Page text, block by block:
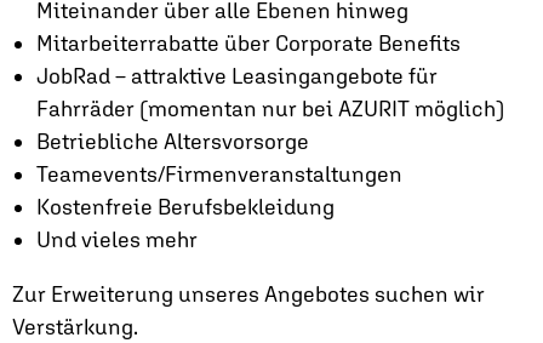
Miteinander über alle Ebenen hinweg
Mitarbeiterrabatte über Corporate Benefits
JobRad – attraktive Leasingangebote für
Fahrräder (momentan nur bei AZURIT möglich)
Betriebliche Altersvorsorge
Teamevents/Firmenveranstaltungen
Kostenfreie Berufsbekleidung
Und vieles mehr
Zur Erweiterung unseres Angebotes suchen wir
Verstärkung.